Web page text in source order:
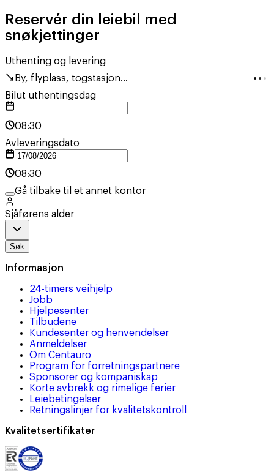
Reservér din leiebil med
snøkjettinger
Uthenting og levering
By, flyplass, togstasjon...
Bilut uthentingsdag
08:30
Avleveringsdato
08:30
Gå tilbake til et annet kontor
Sjåførens alder
Søk
Informasjon
24-timers veihjelp
Jobb
Hjelpesenter
Tilbudene
Kundesenter og henvendelser
Anmeldelser
Om Centauro
Program for forretningspartnere
Sponsorer og kompaniskap
Korte avbrekk og rimelige ferier
Leiebetingelser
Retningslinjer for kvalitetskontroll
Kvalitetsertifikater